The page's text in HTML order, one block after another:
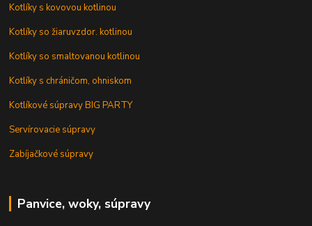
Kotlíky s kovovou kotlinou
Kotlíky so žiaruvzdor. kotlinou
Kotlíky so smaltovanou kotlinou
Kotlíky s chráničom, ohniskom
Kotlíkové súpravy BIG PARTY
Servírovacie súpravy
Zabíjačkové súpravy
Panvice, woky, súpravy